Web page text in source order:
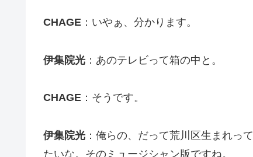
CHAGE ：いやぁ、分かります。
伊集院光 ：あのテレビって箱の中と。
CHAGE ：そうです。
伊集院光 ：俺らの、だって荒川区生まれっ
たいな。そのミュージシャン版ですね。